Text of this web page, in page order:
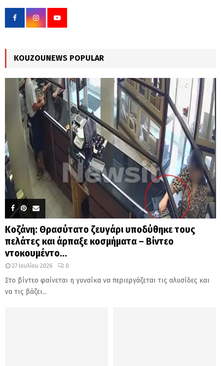
f
r
KOUZOUNEWS POPULAR
Κοζάνη: Θρασύτατο ζευγάρι υποδύθηκε τους
πελάτες και άρπαξε κοσμήματα – Βίντεο
ντοκουμέντο...
27 Ιουλίου 2026 0
Στο βίντεο φαίνεται η γυναίκα να περιεργάζεται τις αλυσίδες και
να τις βάζει...